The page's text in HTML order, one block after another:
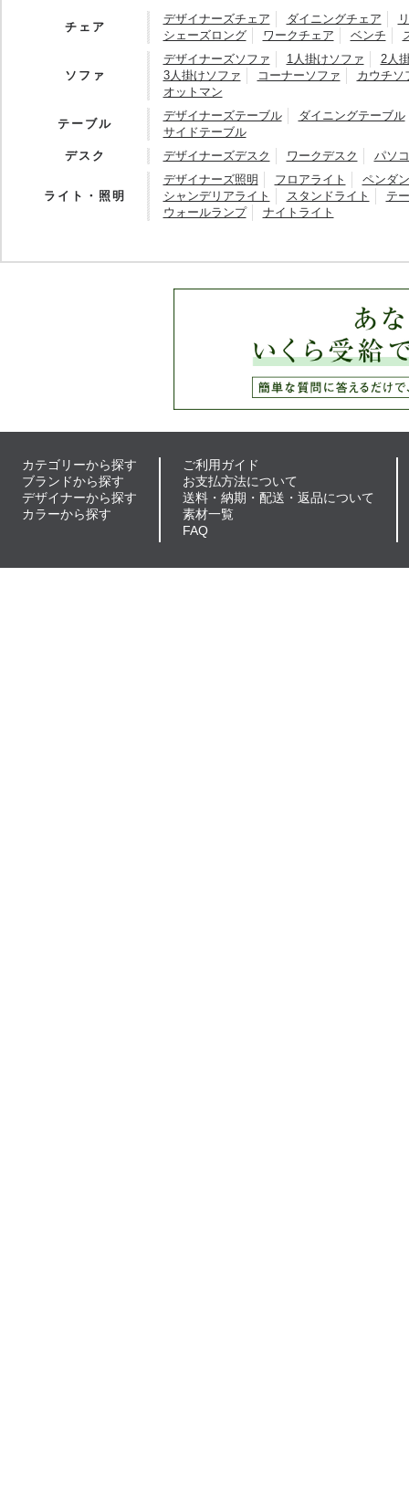
チェア
デザイナーズチェア ダイニングチェア
シェーズロング
ワークチェア ベンチ
ソファ
デザイナーズソファ 1人掛けソファ
2人
3人掛けソファ
コーナーソファ
カウチソ
オットマン
テーブル
デザイナーズテーブル
ダイニングテーブル
サイドテーブル
デスク
デザイナーズデスク ワークデスク パソ
ライト・照明
デザイナーズ照明 フロアライト
ペンダ
シャンデリアライト
スタンドライト
テ
ウォールランプ
ナイトライト
カテゴリーから探す
ブランドから探す
デザイナーから探す
カラーから探す
ご利用ガイド
お支払方法について
送料・納期・配送・返品について
素材一覧
FAQ